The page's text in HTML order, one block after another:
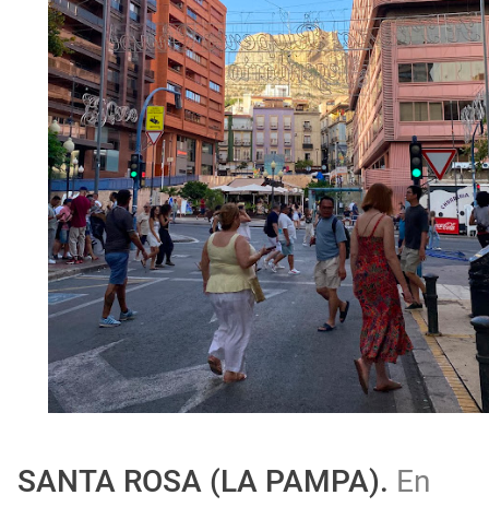
SANTA ROSA (LA PAMPA). En